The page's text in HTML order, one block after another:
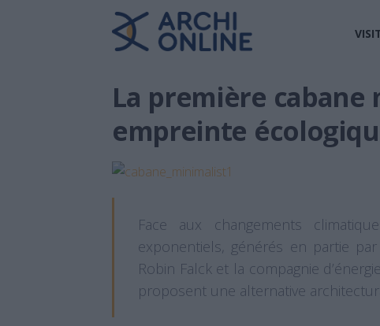
La première cabane
empreinte
Face aux changements
exponentiels, générés en partie
Robin Falck et la compagnie
proposent une alternative